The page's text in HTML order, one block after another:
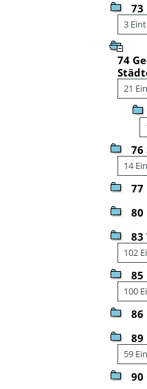
73
3
74
21
76
14
77
80
83
102
100
86
89
59
90